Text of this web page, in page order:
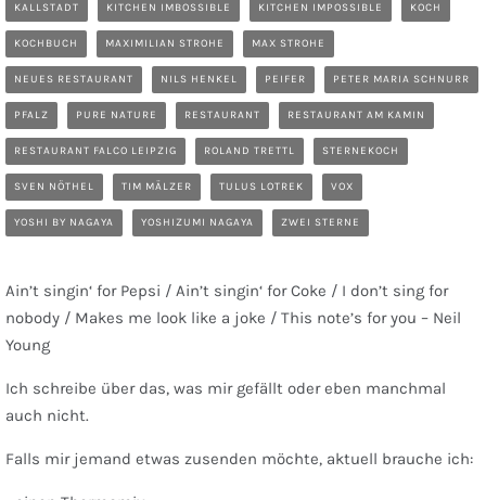
KALLSTADT KITCHEN IMBOSSIBLE KITCHEN IMPOSSIBLE KOCH
KOCHBUCH MAXIMILIAN STROHE MAX STROHE
NEUES RESTAURANT NILS HENKEL PEIFER PETER MARIA SCHNURR
PFALZ PURE NATURE RESTAURANT RESTAURANT AM KAMIN
RESTAURANT FALCO LEIPZIG ROLAND TRETTL STERNEKOCH
SVEN NÖTHEL TIM MÄLZER TULUS LOTREK VOX
YOSHI BY NAGAYA YOSHIZUMI NAGAYA ZWEI STERNE
Ain’t singin‘ for Pepsi / Ain’t singin‘ for Coke / I don’t sing for
nobody / Makes me look like a joke / This note’s for you – Neil
Young
Ich schreibe über das, was mir gefällt oder eben manchmal
auch nicht.
Falls mir jemand etwas zusenden möchte, aktuell brauche ich: